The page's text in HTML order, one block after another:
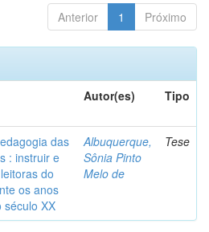
Anterior 1 Próximo
Autor(es) Tipo
das
: instruir e
do
os anos
século XX
Albuquerque,
Sônia Pinto
Melo de
Tese